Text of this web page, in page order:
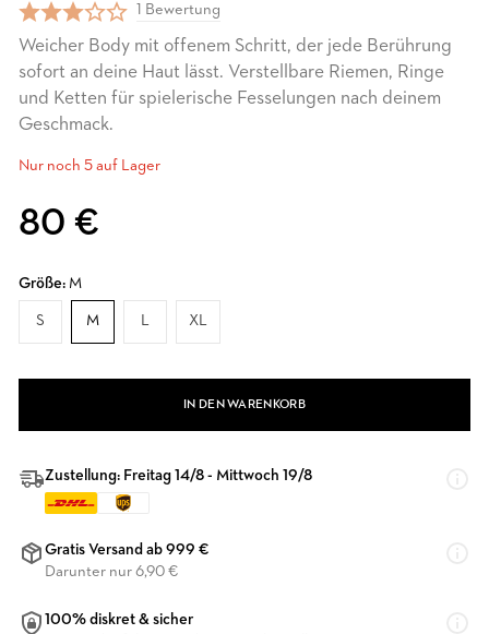
1 Bewertung
Weicher Body mit offenem Schritt, der jede Berührung
sofort an deine Haut lässt. Verstellbare Riemen, Ringe
und Ketten für spielerische Fesselungen nach deinem
Geschmack.
Nur noch 5 auf Lager
80 €
Größe: M
S M L XL
IN DEN WARENKORB
Zustellung: Freitag 14/8 - Mittwoch 19/8
Gratis Versand ab 999 €
Darunter nur 6,90 €
100% diskret & sicher